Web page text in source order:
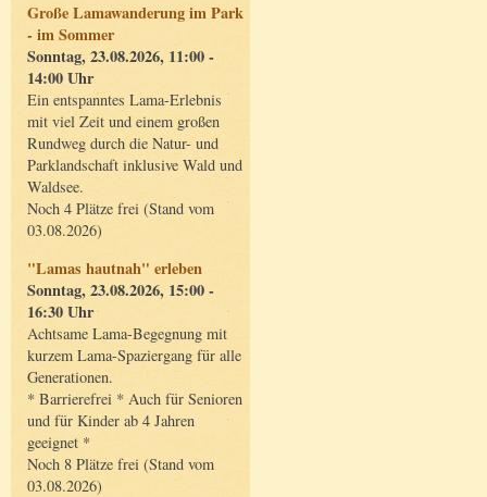
Große Lamawanderung im Park
- im Sommer
Sonntag, 23.08.2026, 11:00 -
14:00 Uhr
Ein entspanntes Lama-Erlebnis
mit viel Zeit und einem großen
Rundweg durch die Natur- und
Parklandschaft inklusive Wald und
Waldsee.
Noch 4 Plätze frei (Stand vom
03.08.2026)
"Lamas hautnah" erleben
Sonntag, 23.08.2026, 15:00 -
16:30 Uhr
Achtsame Lama-Begegnung mit
kurzem Lama-Spaziergang für alle
Generationen.
* Barrierefrei * Auch für Senioren
und für Kinder ab 4 Jahren
geeignet *
Noch 8 Plätze frei (Stand vom
03.08.2026)